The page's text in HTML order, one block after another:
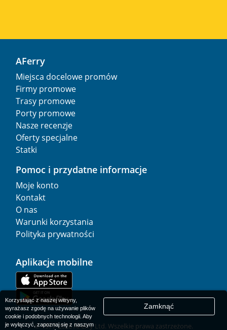
AFerry
Miejsca docelowe promów
Firmy promowe
Trasy promowe
Porty promowe
Nasze recenzje
Oferty specjalne
Statki
Pomoc i przydatne informacje
Moje konto
Kontakt
O nas
Warunki korzystania
Polityka prywatności
Aplikacje mobilne
© 1977-2026AFerry Ltd. Wszelkie prawa zastrzeżone.
Korzystając z naszej witryny,
wyrażasz zgodę na używanie plików
cookie i podobnych technologii. Aby
je wyłączyć, zapoznaj się z naszym
Zamknąć